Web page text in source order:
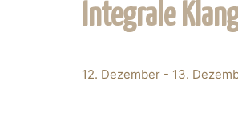
Integrale
12. Dezember - 13.